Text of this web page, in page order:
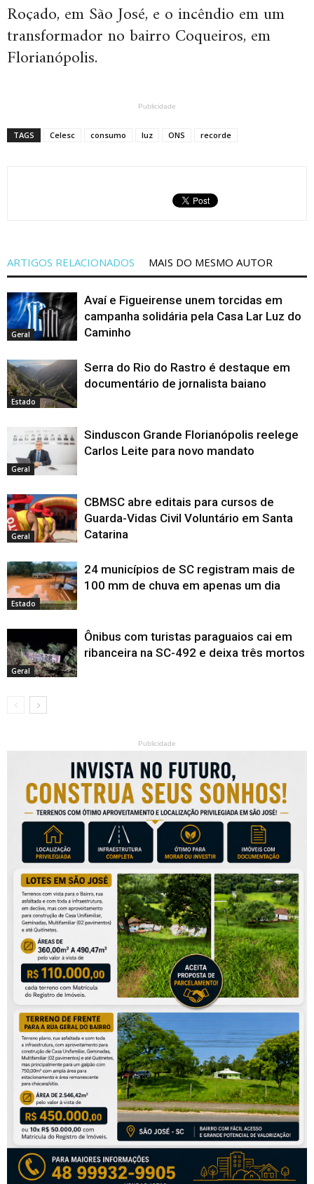
Roçado, em São José, e o incêndio em um
transformador no bairro Coqueiros, em
Florianópolis.
Publicidade
TAGS Celesc consumo luz ONS recorde
ARTIGOS RELACIONADOS MAIS DO MESMO AUTOR
Geral
Avaí e Figueirense unem torcidas em
campanha solidária pela Casa Lar Luz do
Caminho
Estado
Serra do Rio do Rastro é destaque em
documentário de jornalista baiano
Geral
Sinduscon Grande Florianópolis reelege
Carlos Leite para novo mandato
Geral
CBMSC abre editais para cursos de
Guarda-Vidas Civil Voluntário em Santa
Catarina
Estado
24 municípios de SC registram mais de
100 mm de chuva em apenas um dia
Geral
Ônibus com turistas paraguaios cai em
ribanceira na SC-492 e deixa três mortos
Publicidade